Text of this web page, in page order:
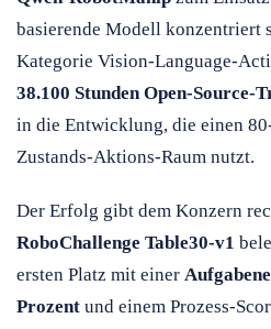
basierende Modell konzentriert
Kategorie Vision-Language-
38.100 Stunden Open-Source-
in die Entwicklung, die einen
Zustands-Aktions-Raum nutzt.
Der Erfolg gibt dem Konzern
RoboChallenge Table30-v1
ersten Platz mit einer
Prozent und einem Prozess-